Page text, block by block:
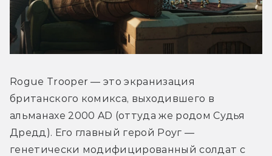
Rogue Trooper — это экранизация
британского комикса, выходившего в
альманахе 2000 AD (оттуда же родом Судья
Дредд). Его главный герой Роуг —
генетически модифицированный солдат с